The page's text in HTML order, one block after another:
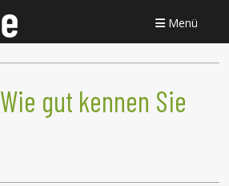
Menü
Wie gut kennen Sie